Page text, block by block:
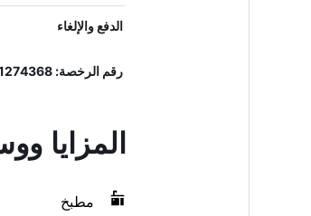
الدفع والإلغاء
رقم الرخصة: 2041274368
المزايا
مطبخ